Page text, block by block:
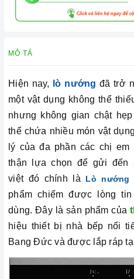
MÔ TẢ
Hiện nay, lò nướng đã trở
một vật dụng không thể
nhưng không gian chật
thể chứa nhiều món vật
lý của đa phần các chị em
thận lựa chọn để gửi đến
việt đó chính là Lò nướng
phẩm chiếm được lòng
dùng. Đây là sản phẩm của
hiệu thiết bị nhà bếp nổi
Bang Đức và được lắp ráp